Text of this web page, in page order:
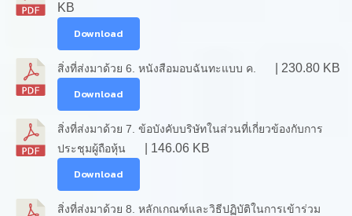
KB
Download
สิ่งที่ส่งมาด้วย 6. หนังสือมอบฉันทะแบบ ค. | 230.80 KB
Download
สิ่งที่ส่งมาด้วย 7. ข้อบังคับบริษัทในส่วนที่เกี่ยวข้องกับการ
ประชุมผู้ถือหุ้น
| 146.06 KB
Download
สิ่งที่ส่งมาด้วย 8. หลักเกณฑ์และวิธีปฏิบัติในการเข้าร่วม